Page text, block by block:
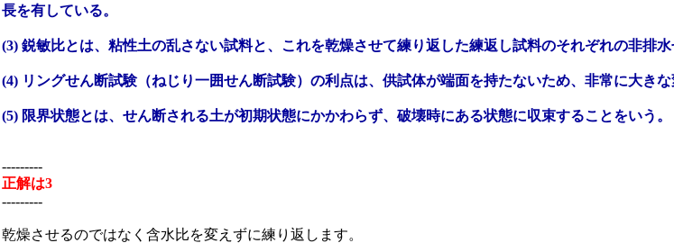
長を有している。
(3) 鋭敏比とは、粘性土の乱さない試料と、これを乾燥させて練り返した練返し試料のそれぞれの非排水
(4) リングせん断試験（ねじり一囲せん断試験）の利点は、供試体が端面を持たないため、非常に大き
(5) 限界状態とは、せん断される土が初期状態にかかわらず、破壊時にある状態に収束することをいう。
---------
正解は3
---------
乾燥させるのではなく含水比を変えずに練り返します。